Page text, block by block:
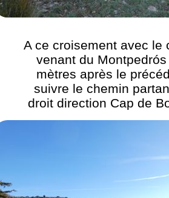
A ce croisement avec le
venant du
mètres après le
suivre le chemin
droit direction Cap de